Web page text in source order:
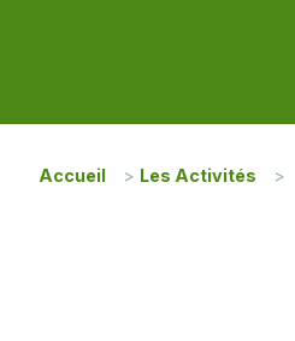
Accueil > Les Activités >